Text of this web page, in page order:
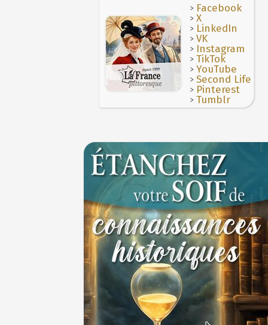
> Facebook
>X
> LinkedIn
>VK
> Instagram
>TikTok
>YouTube
>Second Life
> Pinterest
>Tumblr